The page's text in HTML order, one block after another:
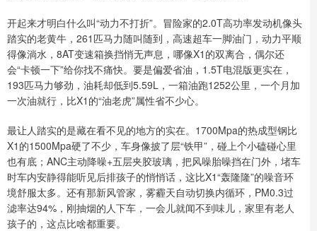
开起来才明白什么叫“动力不打折”。冒险家的2.0T高功率发动机像头
踏实的老黄牛，261匹马力随叫随到，高速超车一脚油门，动力平顺
得像淌水，8AT变速箱换挡悄无声息，哪像X1的双离合，偶尔还
会“卡顿一下”给你找不痛快。要是偏爱省油，1.5T电混版更实在，
193匹马力够劲，油耗却低到5.59L，一箱油跑1252公里，一个月加
一次油就行，比X1的“油老虎”属性省不少心。
最让人踏实的是藏在看不见的地方的实在。1700Mpa的热成型钢比
X1的1500Mpa硬了不少，车身像披了层“铁甲”，碰上个小磕碰心里
也有底；ANC主动降噪+五层夹胶玻璃，把风噪胎噪挡在门外，堵车
时车内安静得能听见后排孩子的悄悄话，这比X1“轰隆隆”的噪音环
境舒服太多。还有那新风管家，雾霾天自动切换内循环，PM0.3过
滤率达94%，刚抽烟的人下车，一会儿就闻不到味儿，家里有老人
孩子的，这点比啥都重要。